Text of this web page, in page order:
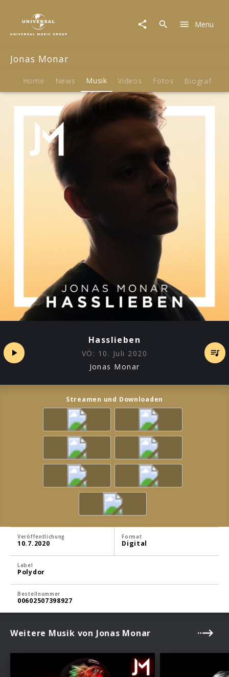
Musik
Hasslieben
Menu
Jonas Monar
Home News Musik Videos Fotos Biografie
Hasslieben
VÖ: 10. Juli 2020
Jonas Monar
Streamen und Downloaden
Veröffentlichung
10.7.2020
Format
Digital
Label
Polydor
Bestellnummer
00602507398927
Weitere Musik von Jonas Monar